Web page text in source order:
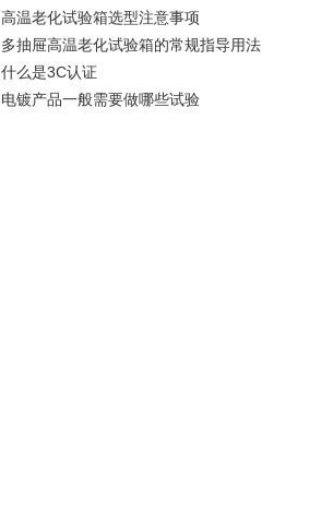
高温老化试验箱选型注意事项
多抽屉高温老化试验箱的常规指导用法
什么是3C认证
电镀产品一般需要做哪些试验